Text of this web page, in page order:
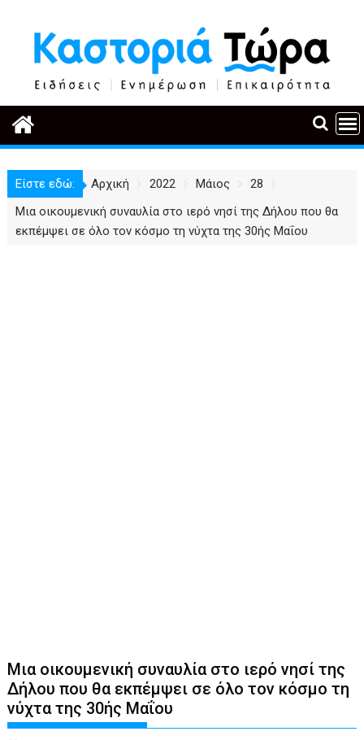
περιεχόμενο
Είστε εδώ: Αρχική 2022 Μάιος
28
Μια οικουμενική συναυλία στο ιερό νησί της Δήλου που θα
εκπέμψει σε όλο τον κόσμο τη νύχτα της 30ής Μαΐου
Μια οικουμενική συναυλία στο ιερό νησί της
Δήλου που θα εκπέμψει σε όλο τον κόσμο τη
νύχτα της 30ής Μαΐου